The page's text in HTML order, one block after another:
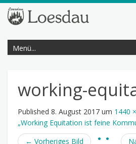
working-
Published 8. August 2017 um 1440
„Working Equitation ist feine
← Vorheriges Bild